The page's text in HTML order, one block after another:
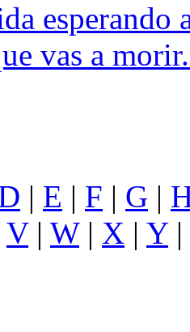
esperando
vas a
| E | F | G |
V| W| X | Y|